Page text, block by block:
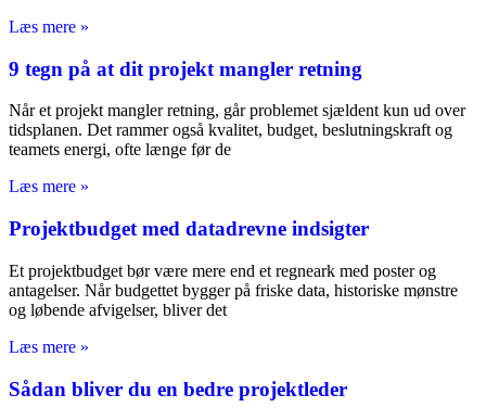
Læs mere »
9 tegn på at dit projekt mangler retning
Når et projekt mangler retning, går problemet sjældent kun ud over
tidsplanen. Det rammer også kvalitet, budget, beslutningskraft og
teamets energi, ofte længe før de
Læs mere »
Projektbudget med datadrevne indsigter
Et projektbudget bør være mere end et regneark med poster og
antagelser. Når budgettet bygger på friske data, historiske mønstre
og løbende afvigelser, bliver det
Læs mere »
Sådan bliver du en bedre projektleder